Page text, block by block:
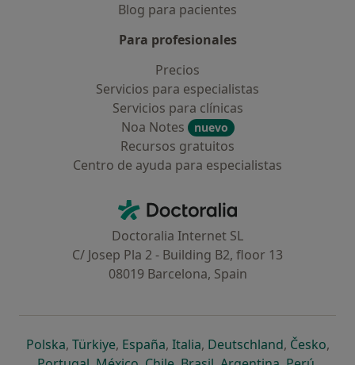
Blog para pacientes
Para profesionales
Precios
Servicios para especialistas
Servicios para clínicas
Noa Notes
nuevo
Recursos gratuitos
Centro de ayuda para especialistas
Doctoralia - Página de inicio
Doctoralia Internet SL
C/ Josep Pla 2 - Building B2, floor 13
08019 Barcelona, Spain
Polskase abre en una nueva pestaña
, Türkiyese abre en una nueva pestaña
, Españase abre en una nueva pestaña
, Italiase abre en una nueva
, Deutschlandse abre en
, Českose
,